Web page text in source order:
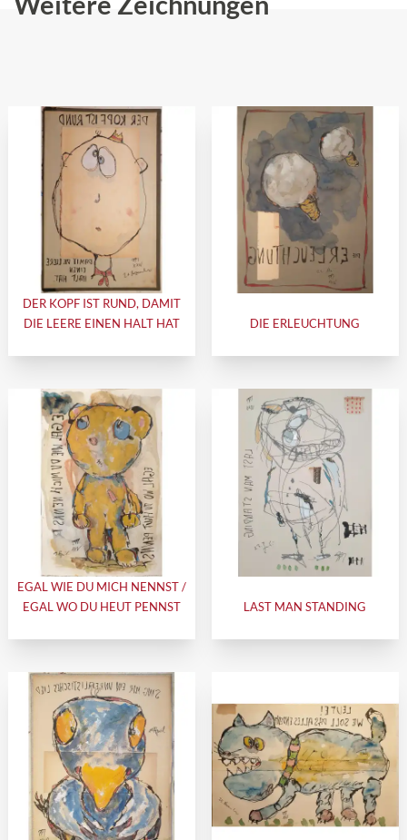
DER KOPF IST RUND, DAMIT
DIE LEERE EINEN HALT HAT
DIE ERLEUCHTUNG
EGAL WIE DU MICH NENNST /
EGAL WO DU HEUT PENNST
LAST MAN STANDING